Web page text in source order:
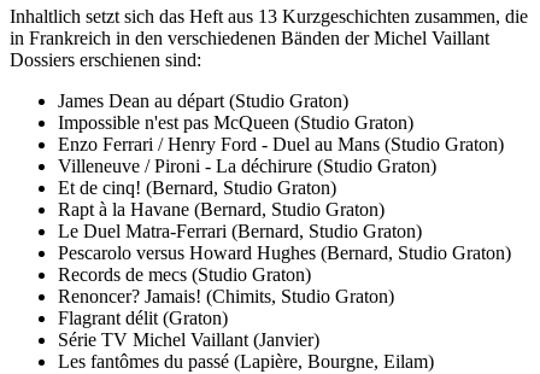
Inhaltlich setzt sich das Heft aus 13 Kurzgeschichten zusammen, die
in Frankreich in den verschiedenen Bänden der Michel Vaillant
Dossiers erschienen sind:
James Dean au départ (Studio Graton)
Impossible n'est pas McQueen (Studio Graton)
Enzo Ferrari / Henry Ford - Duel au Mans (Studio Graton)
Villeneuve / Pironi - La déchirure (Studio Graton)
Et de cinq! (Bernard, Studio Graton)
Rapt à la Havane (Bernard, Studio Graton)
Le Duel Matra-Ferrari (Bernard, Studio Graton)
Pescarolo versus Howard Hughes (Bernard, Studio Graton)
Records de mecs (Studio Graton)
Renoncer? Jamais! (Chimits, Studio Graton)
Flagrant délit (Graton)
Série TV Michel Vaillant (Janvier)
Les fantômes du passé (Lapière, Bourgne, Eilam)